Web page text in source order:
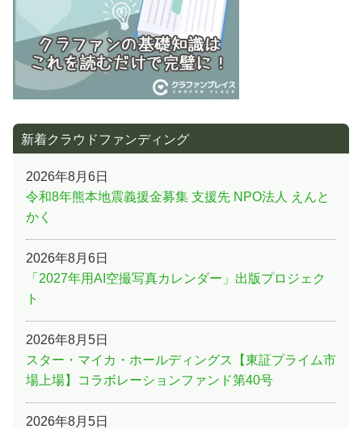
新着クラウドファンディング
2026年8月6日
令和8年熊本地震義援金募集 支援先 NPO法人 えんと
かく
2026年8月6日
「2027年用AI空撮写真カレンダー」出版プロジェク
ト
2026年8月5日
スター・マイカ・ホールディングス【東証プライム市
場上場】コラボレーションファンド第40号
2026年8月5日